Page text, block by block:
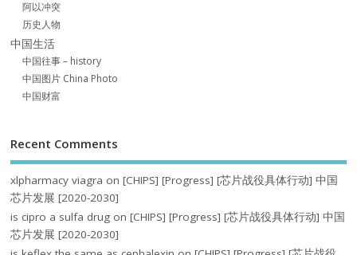
阿以冲突
历史人物
中国生活
中国往事 – history
中国图片 China Photo
中国财富
Recent Comments
xlpharmacy viagra on[CHIPS] [Progress] [芯片战役具体行动] 中国
芯片发展 [2020-2030]
is cipro a sulfa drug on[CHIPS] [Progress] [芯片战役具体行动] 中国
芯片发展 [2020-2030]